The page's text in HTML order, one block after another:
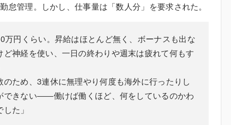
怠管理。しかし、仕事量は「数人分」を要求された。
万円くらい。昇給はほとんど無く、ボーナスも出な
ど神経を使い、一日の終わりや週末は疲れて何もす
のため、3連休に無理やり何度も海外に行ったりし
できない――働けば働くほど、何をしているのかわ
た」